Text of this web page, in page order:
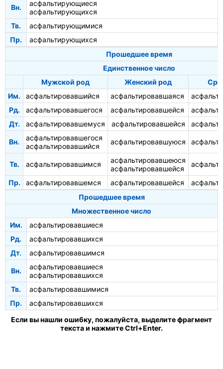
Вн.
асфальтирующиеся
асфальтирующихся
Тв.
асфальтирующимися
Пр.
асфальтирующихся
Прошедшее время
Единственное число
Мужской род
Женский род
Им.
асфальтировавшийся асфальтировавшаяся
Рд.
асфальтировавшегося асфальтировавшейся
Дт.
асфальтировавшемуся асфальтировавшейся
Вн.
асфальтировавшегося
асфальтировавшийся
асфальтировавшуюся
Тв. асфальтировавшимся
асфальтировавшеюся
асфальтировавшейся
Пр. асфальтировавшемся асфальтировавшейся
Прошедшее время
Множественное число
Им.
асфальтировавшиеся
Рд.
асфальтировавшихся
Дт.
асфальтировавшимся
Вн.
асфальтировавшиеся
асфальтировавшихся
Тв.
асфальтировавшимися
Пр.
асфальтировавшихся
Если вы нашли ошибку, пожалуйста, выделите фрагмент
текста и нажмите Ctrl+Enter.